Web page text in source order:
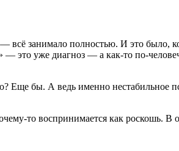
всё занимало полностью. И это было,
это уже диагноз — а как-то по-
Еще бы. А ведь именно нестабильное
то воспринимается как роскошь.